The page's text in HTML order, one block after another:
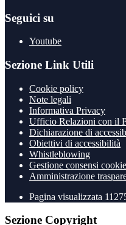
Seguici su
Youtube
Sezione Link Utili
Cookie policy
Note legali
Informativa Privacy
Ufficio Relazioni con il
Dichiarazione di
Obiettivi di accessibilità
Whistleblowing
Gestione consensi cookie
Amministrazione
Pagina visualizzata
Sezione Copyright